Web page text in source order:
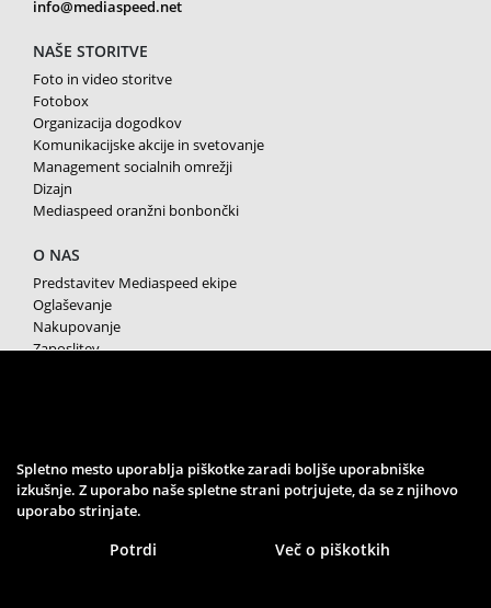
info@mediaspeed.net
NAŠE STORITVE
Foto in video storitve
Fotobox
Organizacija dogodkov
Komunikacijske akcije in svetovanje
Management socialnih omrežji
Dizajn
Mediaspeed oranžni bonbončki
O NAS
Predstavitev Mediaspeed ekipe
Oglaševanje
Nakupovanje
Zaposlitev
Spletno mesto uporablja piškotke zaradi boljše uporabniške
izkušnje. Z uporabo naše spletne strani potrjujete, da se z njihovo
uporabo strinjate.
Potrdi Več o piškotkih